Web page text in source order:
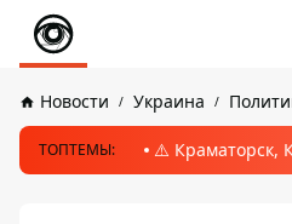
Новости Украина
ТОПТЕМЫ: ⚠️ Краматорск,